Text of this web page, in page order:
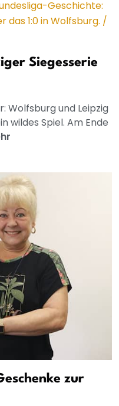
Siegesserie
Wolfsburg und Leipzig
wildes Spiel. Am Ende
zur